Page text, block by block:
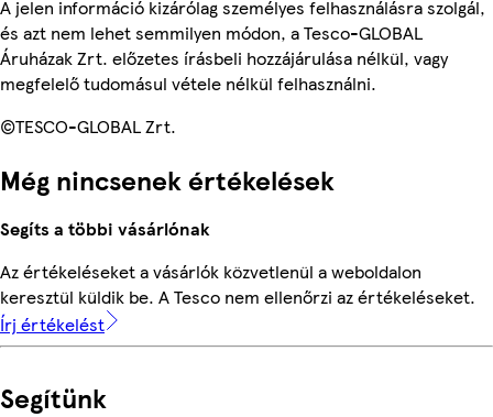
A jelen információ kizárólag személyes felhasználásra szolgál,
és azt nem lehet semmilyen módon, a Tesco-GLOBAL
Áruházak Zrt. előzetes írásbeli hozzájárulása nélkül, vagy
megfelelő tudomásul vétele nélkül felhasználni.
©TESCO-GLOBAL Zrt.
Még nincsenek értékelések
Segíts a többi vásárlónak
Az értékeléseket a vásárlók közvetlenül a weboldalon
keresztül küldik be. A Tesco nem ellenőrzi az értékeléseket.
Írj értékelést
Segítünk